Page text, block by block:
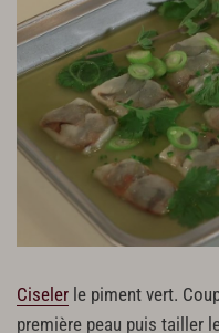
Ciseler le piment vert.
première peau puis tailler